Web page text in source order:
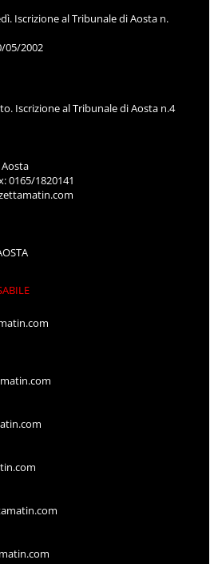
Iscrizione al Tribunale di Aosta n.
05/2002
Iscrizione al Tribunale di Aosta n.4
Aosta
0165/1820141